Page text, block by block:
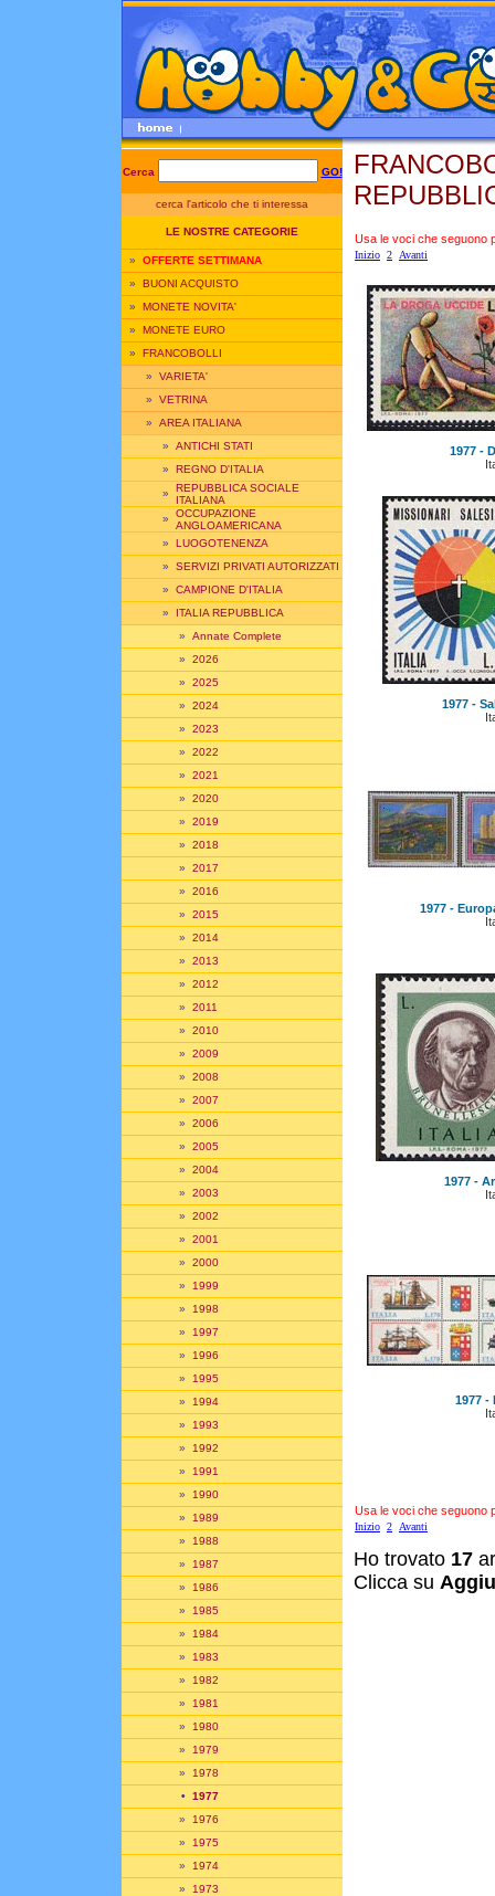
Cerca GO!
cerca l'articolo che ti interessa
LE NOSTRE CATEGORIE
» OFFERTE SETTIMANA
» BUONI ACQUISTO
» MONETE NOVITA'
» MONETE EURO
» FRANCOBOLLI
» VARIETA'
» VETRINA
» AREA ITALIANA
» ANTICHI STATI
» REGNO D'ITALIA
» REPUBBLICA SOCIALE
ITALIANA
» OCCUPAZIONE
ANGLOAMERICANA
» LUOGOTENENZA
» SERVIZI PRIVATI AUTORIZZATI
» CAMPIONE D'ITALIA
» ITALIA REPUBBLICA
» Annate Complete
» 2026
» 2025
» 2024
» 2023
» 2022
» 2021
» 2020
» 2019
» 2018
» 2017
» 2016
» 2015
» 2014
» 2013
» 2012
» 2011
» 2010
» 2009
» 2008
» 2007
» 2006
» 2005
» 2004
» 2003
» 2002
» 2001
» 2000
» 1999
» 1998
» 1997
» 1996
» 1995
» 1994
» 1993
» 1992
» 1991
» 1990
» 1989
» 1988
» 1987
» 1986
» 1985
» 1984
» 1983
» 1982
» 1981
» 1980
» 1979
» 1978
• 1977
» 1976
» 1975
» 1974
» 1973
Usa le voci che seguono
Inizio 2 Avanti
1977 -
1977 -
1977 -
1977 -
1977 -
Usa le voci che seguono
Inizio 2 Avanti
Ho trovato 17
Clicca su